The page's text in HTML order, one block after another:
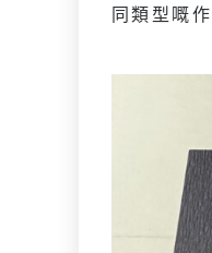
同類型嘅